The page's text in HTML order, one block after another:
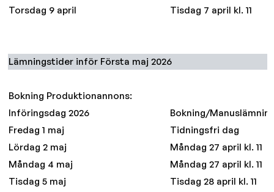
Torsdag 9 april
Tisdag 7 april kl. 11
Lämningstider inför Första maj 2026
Bokning Produktionannons:
Införingsdag 2026
Bokning/
Fredag 1 maj
Tidningsfri dag
Lördag 2 maj
Måndag 27 april kl. 11
Måndag 4 maj
Måndag 27 april kl. 11
Tisdag 5 maj
Tisdag 28 april kl. 11